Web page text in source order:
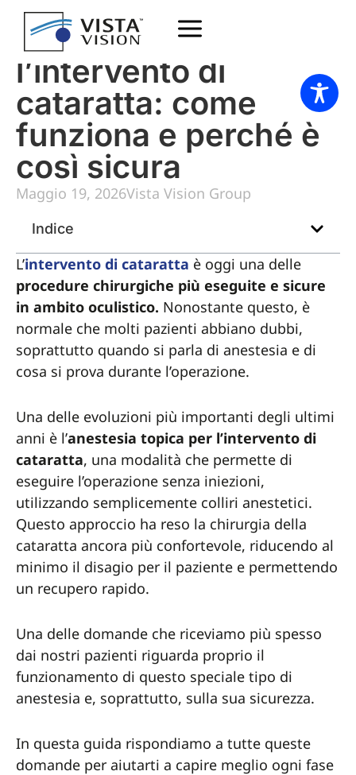
Anestesia topica per
l’intervento di
cataratta: come
funziona e perché è
così sicura
Maggio 19, 2026Vista Vision Group
Indice
L’intervento di cataratta è oggi una delle
procedure chirurgiche più eseguite e sicure
in ambito oculistico. Nonostante questo, è
normale che molti pazienti abbiano dubbi,
soprattutto quando si parla di anestesia e di
cosa si prova durante l’operazione.
Una delle evoluzioni più importanti degli ultimi
anni è l’anestesia topica per l’intervento di
cataratta, una modalità che permette di
eseguire l’operazione senza iniezioni,
utilizzando semplicemente colliri anestetici.
Questo approccio ha reso la chirurgia della
cataratta ancora più confortevole, riducendo al
minimo il disagio per il paziente e permettendo
un recupero rapido.
Una delle domande che riceviamo più spesso
dai nostri pazienti riguarda proprio il
funzionamento di questo speciale tipo di
anestesia e, soprattutto, sulla sua sicurezza.
In questa guida rispondiamo a tutte queste
domande per aiutarti a capire meglio ogni fase